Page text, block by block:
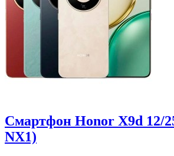
Смартфон Honor X9d 12/
NX1)